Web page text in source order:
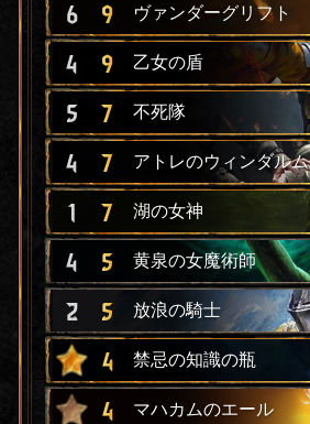
6 9 ヴァンダーグリフト
4 9 乙女の盾
5 7 不死隊
4 7 アトレのウィンダルム
1 7 湖の女神
4 5 黄泉の女魔術師
2 5 放浪の騎士
4 禁忌の知識の瓶
4 マハカムのエール